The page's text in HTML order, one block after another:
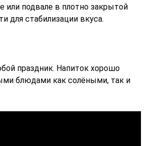
или подвале в плотно закрытой
для стабилизации вкуса.
праздник. Напиток хорошо
блюдами как солёными, так и